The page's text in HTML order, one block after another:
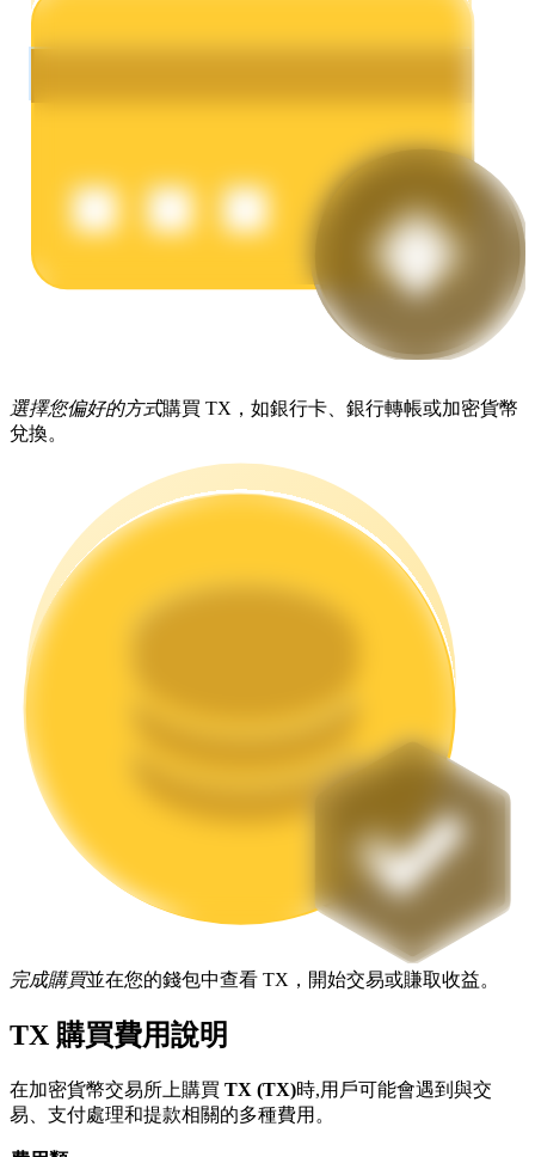
使您的資產穩定增值
一鍵質押鎖定高收益
Launchpool
活期質押獲得熱門資產
選擇您偏好的方式購買 TX，如銀行卡、銀行轉帳或加密貨幣
兌換。
完成購買並在您的錢包中查看 TX，開始交易或賺取收益。
TX 購買費用說明
在加密貨幣交易所上購買 TX (TX)時,用戶可能會遇到與交
易、支付處理和提款相關的多種費用。